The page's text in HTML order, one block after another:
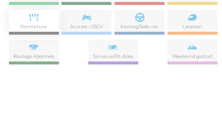
Fermeture Jeunes <25CV Karting/Side-car Location
Roulage Abonnés Sinueux/Pit-bike Weekend gratuit